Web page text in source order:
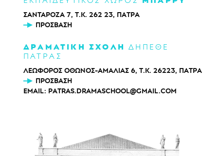
ΣΑΝΤΑΡΟΖΑ 7, Τ.Κ. 262 23, ΠΑΤΡΑ
ΠΡΌΣΒΑΣΗ
ΔΡΑΜΑΤΙΚΗ ΣΧΟΛΗ ΔΗΠΕΘΕ
ΠΑΤΡΑΣ
ΛΕΩΦΟΡΟΣ ΟΘΩΝΟΣ-ΑΜΑΛΙΑΣ 6, Τ.Κ. 26223, ΠΑΤΡΑ
ΠΡΌΣΒΑΣΗ
EMAIL: PATRAS.DRAMASCHOOL@GMAIL.COM